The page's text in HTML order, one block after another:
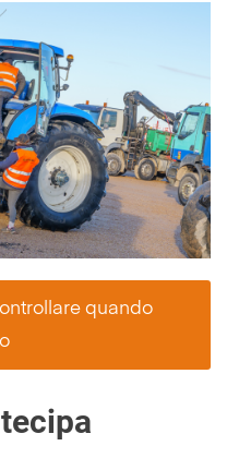
quando